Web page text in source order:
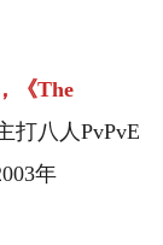
《The
打八人PvPvE
年